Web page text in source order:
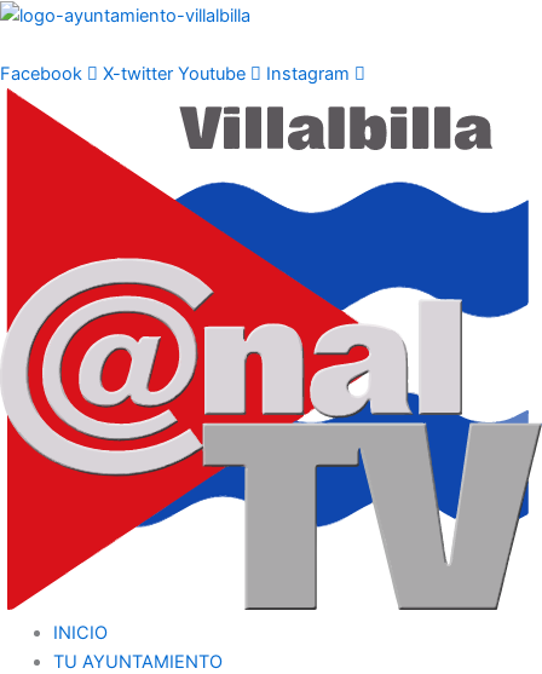
Ir
contenido
Facebook X-twitter Youtube Instagram
INICIO
TU AYUNTAMIENTO